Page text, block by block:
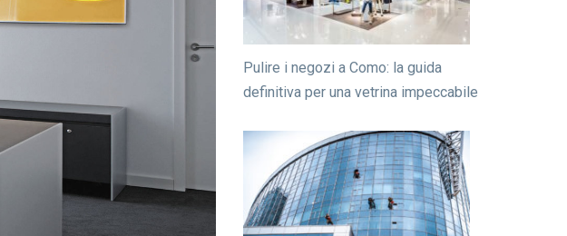
Pulire i negozi a Como: la guida
definitiva per una vetrina impeccabile